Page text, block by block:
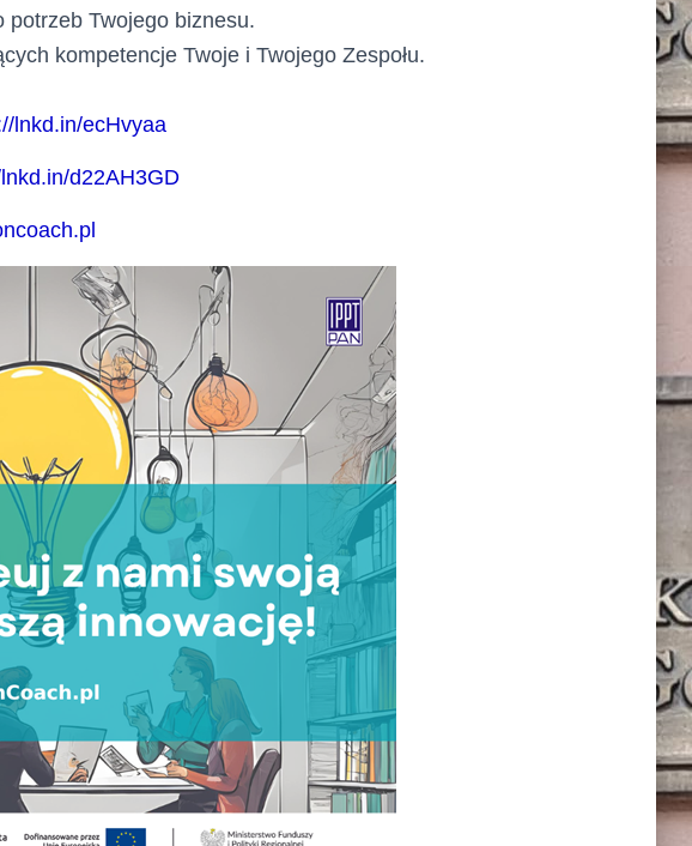
potrzeb Twojego biznesu.
kompetencje Twoje i Twojego Zespołu.
lnkd.in/ecHvyaa
d22AH3GD